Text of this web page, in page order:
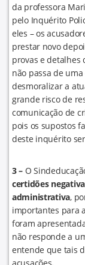
da professora
pelo Inquérito
eles – os
prestar novo
provas e detalhes
não passa de
desmoralizar a
grande risco de
comunicação de
pois os supostos
deste inquérito
3 – O
certidões
administrativa,
importantes para
foram
não responde a
entende que tais